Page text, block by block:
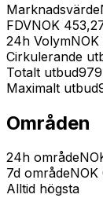
Marknadsvärde
FDVNOK
24h VolymNOK
Cirkulerande
Totalt utbud
Maximalt utbud
Områden
24h område
7d områdeNOK
Alltid högsta